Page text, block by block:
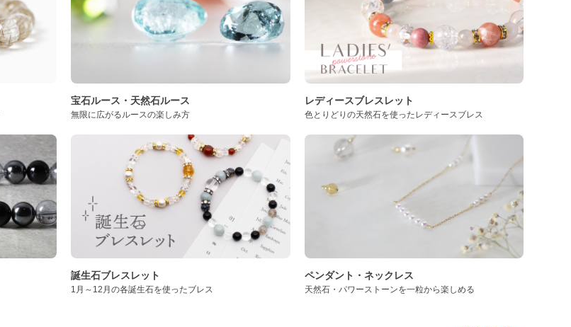
宝石ルース・天然石ルース
無限に広がるルースの楽しみ方
レディースブレスレット
色とりどりの天然石を使ったレディースブレス
誕生石ブレスレット
1月～12月の各誕生石を使ったブレス
ペンダント・ネックレス
天然石・パワーストーンを一粒から楽しめる